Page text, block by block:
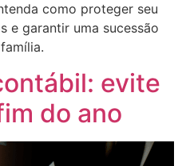
como proteger seu
e garantir uma sucessão
evite
do ano